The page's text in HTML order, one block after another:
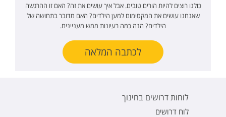
כולנו רוצים להיות הורים טובים. אבל איך עושים את זה? האם זו ההרגשה
שאנחנו עושים את המקסימום למען הילדים? האם מדובר בתחושה של
הילדים? הנה כמה רעיונות ממש מעניינים.
לכתבה המלאה
לוחות דרושים בחינוך
לוח דרושים